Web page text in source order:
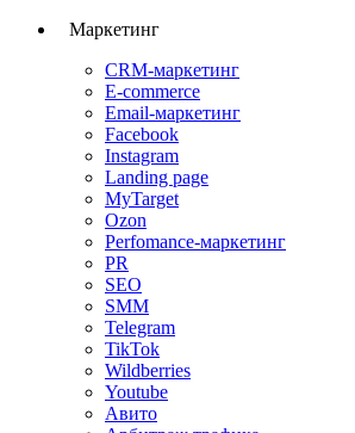
Маркетинг
CRM-маркетинг
E-commerce
Email-маркетинг
Facebook
Instagram
Landing page
MyTarget
Ozon
Perfomance-маркетинг
PR
SEO
SMM
Telegram
TikTok
Wildberries
Youtube
Авито